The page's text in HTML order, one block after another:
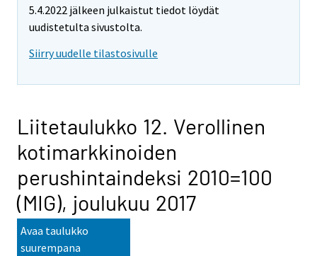
5.4.2022 jälkeen julkaistut tiedot löydät
uudistetulta sivustolta.
Siirry uudelle tilastosivulle
Liitetaulukko 12. Verollinen
kotimarkkinoiden
perushintaindeksi 2010=100
(MIG), joulukuu 2017
Avaa taulukko
suurempana